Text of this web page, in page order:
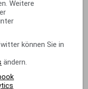
Weitere
können Sie in
ändern.